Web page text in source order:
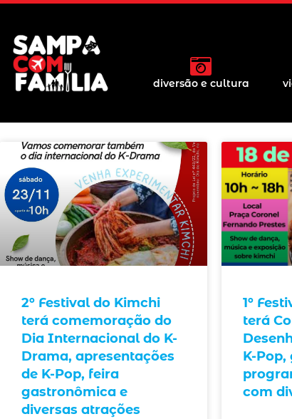
diversão e cultura
2º Festival do Kimchi
terá comemoração do
Dia Internacional do K-
Drama, apresentações
de K-Pop, feira
gastronômica e
diversas atrações
1º
terá
K-
com